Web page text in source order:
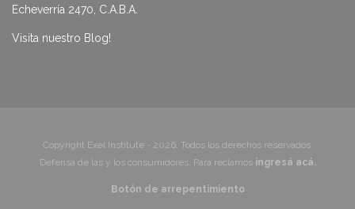
Echeverría 2470, C.A.B.A.
Visita nuestro Blog!
Copyright Exel Institute - 2026. Todos los derechos reservados.
Defensa de las y los consumidores. Para reclamos ingresá acá.
Botón de arrepentimiento